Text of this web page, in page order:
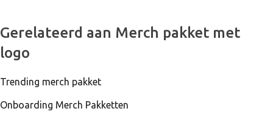
Gerelateerd aan Merch pakket met
logo
Trending merch pakket
Onboarding Merch Pakketten